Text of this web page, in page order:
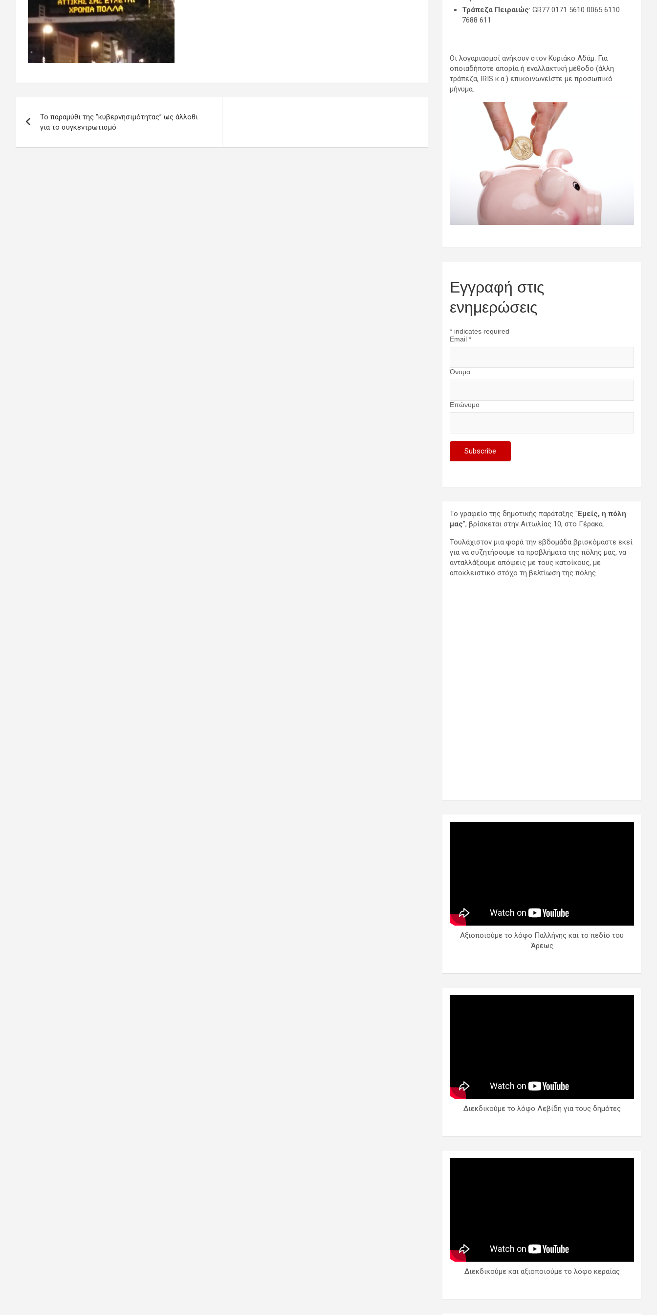
άρθρων
Το παραμύθι της “κυβερνησιμότητας” ως άλλοθι
για το συγκεντρωτισμό
Τράπεζα Πειραιώς: GR77 0171 5610 0065 6110
7688 611
Οι λογαριασμοί ανήκουν στον Κυριάκο Αδάμ. Για
οποιαδήποτε απορία ή εναλλακτική μέθοδο (άλλη
τράπεζα, IRIS κ.α.) επικοινωνείστε με προσωπικό
μήνυμα.
Εγγραφή στις
ενημερώσεις
* indicates required
Email*
Όνομα
Επώνυμο
Το γραφείο της δημοτικής παράταξης " Εμείς, η πόλη
μας", βρίσκεται στην Αιτωλίας 10, στο Γέρακα.
Τουλάχιστον μια φορά την εβδομάδα βρισκόμαστε εκεί
για να συζητήσουμε τα προβλήματα της πόλης μας, να
ανταλλάξουμε απόψεις με τους κατοίκους, με
αποκλειστικό στόχο τη βελτίωση της πόλης.
Αξιοποιούμε το λόφο Παλλήνης και το πεδίο του
Άρεως
Διεκδικούμε το λόφο Λεβίδη για τους δημότες
Διεκδικούμε και αξιοποιούμε το λόφο κεραίας